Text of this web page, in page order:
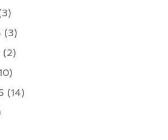
(3)
(14)